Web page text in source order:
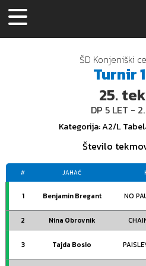
ŠD Konjeniški
Turnir
25.
DP 5 LET -
Kategorija: A2/L
Število
# JAHAČ
1 Benjamin Bregant NO
2 Nina Obrovnik
3 Tajda Bosio